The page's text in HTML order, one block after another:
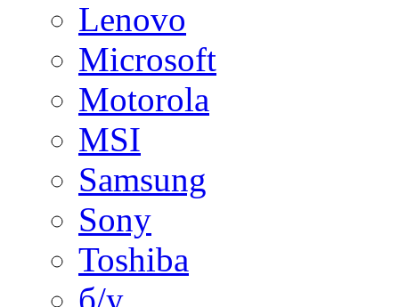
Lenovo
Microsoft
Motorola
MSI
Samsung
Sony
Toshiba
б/у